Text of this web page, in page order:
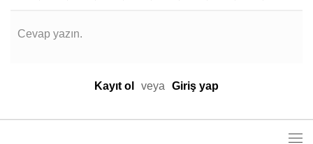
Cevap yazın.
Kayıt ol veya Giriş yap